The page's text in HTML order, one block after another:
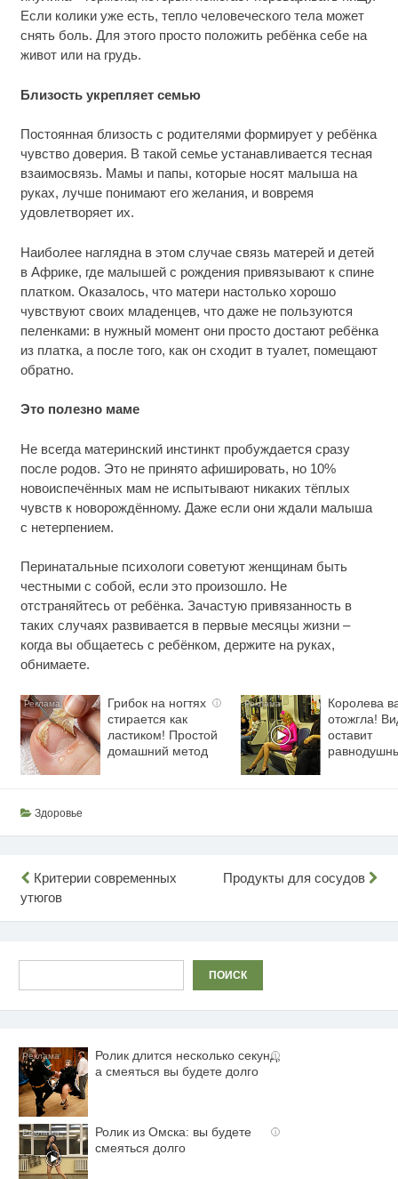
Если колики уже есть, тепло человеческого тела может
снять боль. Для этого просто положить ребёнка себе на
живот или на грудь.
Близость укрепляет семью
Постоянная близость с родителями формирует у ребёнка
чувство доверия. В такой семье устанавливается тесная
взаимосвязь. Мамы и папы, которые носят малыша на
руках, лучше понимают его желания, и вовремя
удовлетворяет их.
Наиболее наглядна в этом случае связь матерей и детей
в Африке, где малышей с рождения привязывают к спине
платком. Оказалось, что матери настолько хорошо
чувствуют своих младенцев, что даже не пользуются
пеленками: в нужный момент они просто достают ребёнка
из платка, а после того, как он сходит в туалет, помещают
обратно.
Это полезно маме
Не всегда материнский инстинкт пробуждается сразу
после родов. Это не принято афишировать, но 10%
новоиспечённых мам не испытывают никаких тёплых
чувств к новорождённому. Даже если они ждали малыша
с нетерпением.
Перинатальные психологи советуют женщинам быть
честными с собой, если это произошло. Не
отстраняйтесь от ребёнка. Зачастую привязанность в
таких случаях развивается в первые месяцы жизни –
когда вы общаетесь с ребёнком, держите на руках,
обнимаете.
i
Грибок на ногтях
стирается как
ластиком! Простой
домашний метод
Королева
отожгла!
оставит
Здоровье
Навигация
по
Критерии современных
утюгов
Продукты для сосудов
ПОИСК
i
Ролик длится несколько секунд,
а смеяться вы будете долго
i
Ролик из Омска: вы будете
смеяться долго